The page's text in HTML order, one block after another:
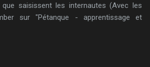
saisissent les internautes (Avec les
sur "Pétanque - apprentissage et